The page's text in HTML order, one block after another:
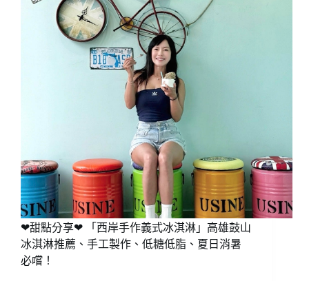
❤甜點分享❤ 「西岸手作義式冰淇淋」高雄鼓山
冰淇淋推薦、手工製作、低糖低脂、夏日消暑
必嚐！